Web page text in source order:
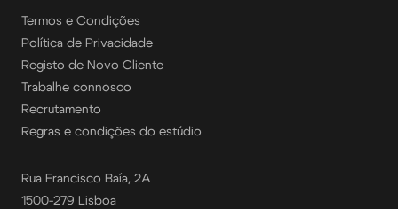
Termos e Condições
Política de Privacidade
Registo de Novo Cliente
Trabalhe connosco
Recrutamento
Regras e condições do estúdio
Rua Francisco Baía, 2A
1500-279 Lisboa